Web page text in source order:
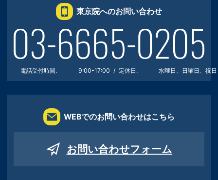
東京院へのお問い合わせ
電話受付時間. 9:00-17:00 定休日. 水曜日、日曜日、祝日
WEBでのお問い合わせはこちら
お問い合わせフォーム